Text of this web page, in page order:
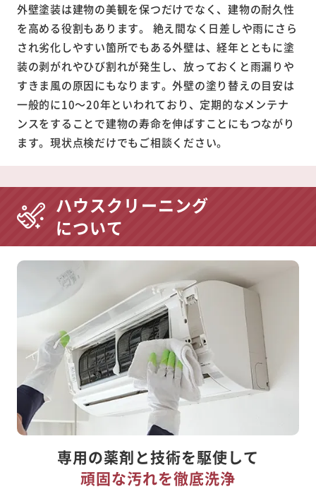
外壁塗装は建物の美観を保つだけでなく、建物の耐久性
を高める役割もあります。 絶え間なく日差しや雨にさら
され劣化しやすい箇所でもある外壁は、経年とともに塗
装の剥がれやひび割れが発生し、放っておくと雨漏りや
すきま風の原因にもなります。外壁の塗り替えの目安は
一般的に10～20年といわれており、定期的なメンテナ
ンスをすることで建物の寿命を伸ばすことにもつながり
ます。現状点検だけでもご相談ください。
ハウスクリーニング
について
専用の薬剤と技術を駆使して
頑固な汚れを徹底洗浄